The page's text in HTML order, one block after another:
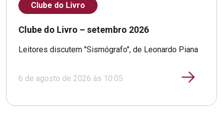
Clube do Livro
Clube do Livro – setembro 2026
Leitores discutem "Sismógrafo", de Leonardo Piana
6 de agosto de 2026 às 10:05